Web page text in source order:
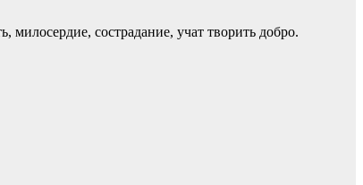
сострадание, учат творить добро.